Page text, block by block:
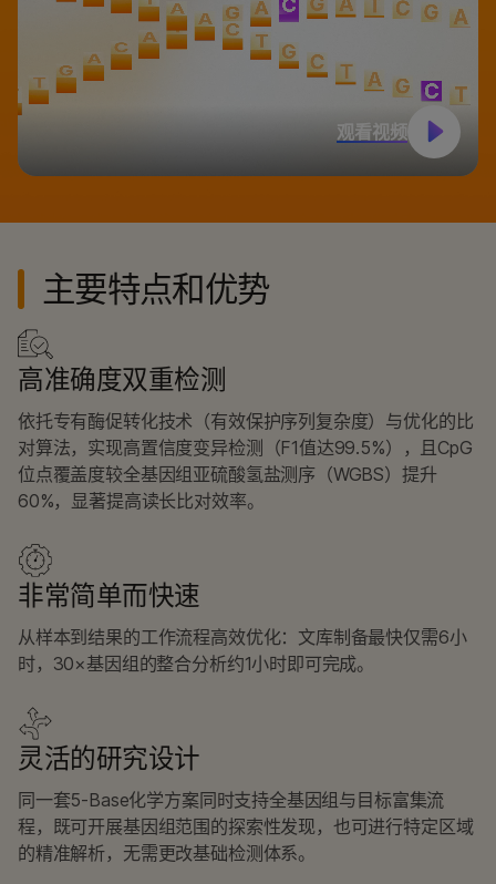
观看视频
主要特点和优势
高准确度双重检测
依托专有酶促转化技术（有效保护序列复杂度）与优化的比
对算法，实现高置信度变异检测（F1值达99.5%），且CpG
位点覆盖度较全基因组亚硫酸氢盐测序（WGBS）提升
60%，显著提高读长比对效率。
非常简单而快速
从样本到结果的工作流程高效优化：文库制备最快仅需6小
时，30×基因组的整合分析约1小时即可完成。
灵活的研究设计
同一套5‑Base化学方案同时支持全基因组与目标富集流
程，既可开展基因组范围的探索性发现，也可进行特定区域
的精准解析，无需更改基础检测体系。